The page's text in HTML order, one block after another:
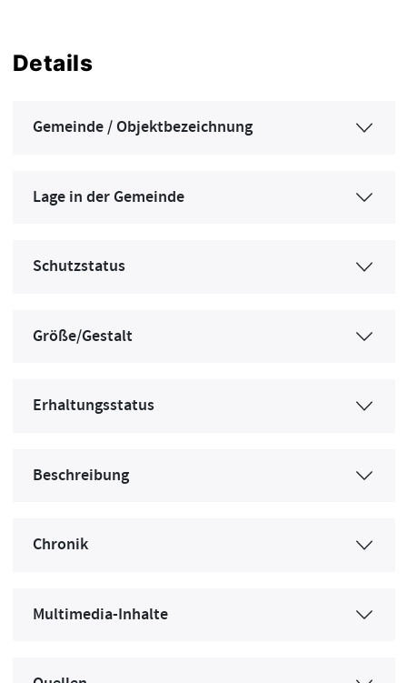
Details
Gemeinde / Objektbezeichnung
Lage in der Gemeinde
Schutzstatus
Größe/Gestalt
Erhaltungsstatus
Beschreibung
Chronik
Multimedia-Inhalte